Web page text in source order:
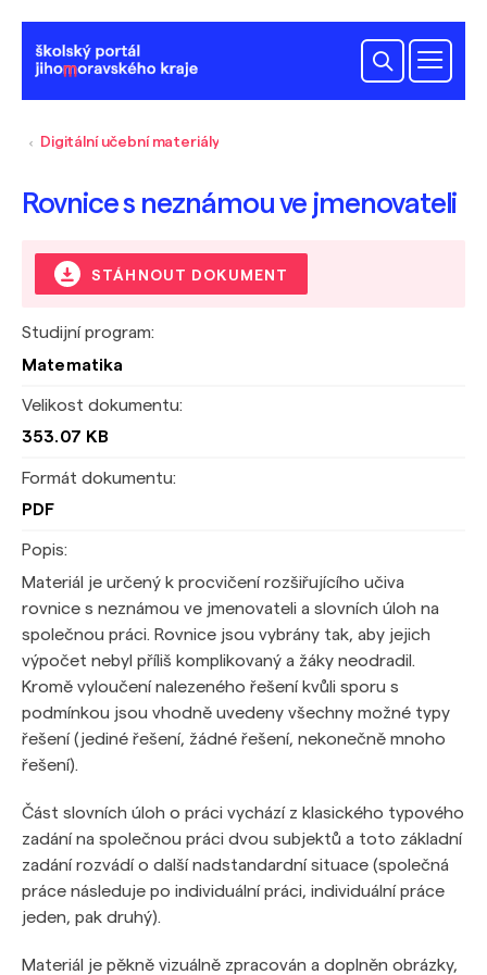
Digitální učební materiály
Rovnice s neznámou ve jmenovateli
STÁHNOUT DOKUMENT
Studijní program:
Matematika
Velikost dokumentu:
353.07 KB
Formát dokumentu:
PDF
Popis:
Materiál je určený k procvičení rozšiřujícího učiva
rovnice s neznámou ve jmenovateli a slovních úloh na
společnou práci. Rovnice jsou vybrány tak, aby jejich
výpočet nebyl příliš komplikovaný a žáky neodradil.
Kromě vyloučení nalezeného řešení kvůli sporu s
podmínkou jsou vhodně uvedeny všechny možné typy
řešení (jediné řešení, žádné řešení, nekonečně mnoho
řešení).
Část slovních úloh o práci vychází z klasického typového
zadání na společnou práci dvou subjektů a toto základní
zadání rozvádí o další nadstandardní situace (společná
práce následuje po individuální práci, individuální práce
jeden, pak druhý).
Materiál je pěkně vizuálně zpracován a doplněn obrázky,